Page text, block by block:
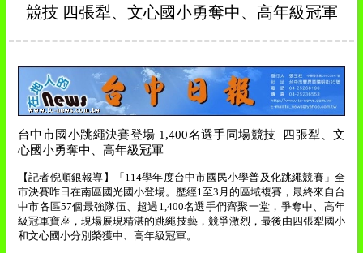
競技 四張犁、文心國小勇奪中、高年級冠軍
台中市國小跳繩決賽登場 1,400名選手同場競技
四張犁、文
心國小勇奪中、高年級冠軍
【記者倪順銀報導】「 114學年度台中市國民小學普及化跳繩競賽」全
市決賽昨日在南區國光國小登場。歷經1 至3 月的區域複賽，最終來自台
中市各區57個最強隊伍、超過 1,400名選手們齊聚一堂，爭奪中、高年
級冠軍寶座，現場展現精湛的跳繩技藝，競爭激烈，最後由四張犁國小
和文心國小分別榮獲中、高年級冠軍。